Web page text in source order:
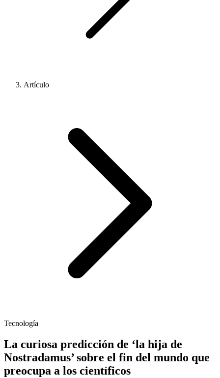
Artículo
Tecnología
La curiosa predicción de ‘la hija de
Nostradamus’ sobre el fin del mundo que
preocupa a los científicos